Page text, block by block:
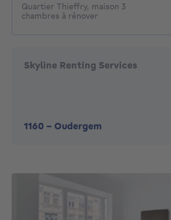
Quartier Thieffry, maison 3
chambres à rénover
Skyline Renting Services
1160 - Oudergem